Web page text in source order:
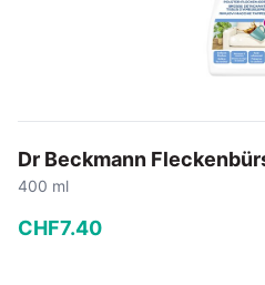
Dr Beckmann
400 ml
CHF7.40